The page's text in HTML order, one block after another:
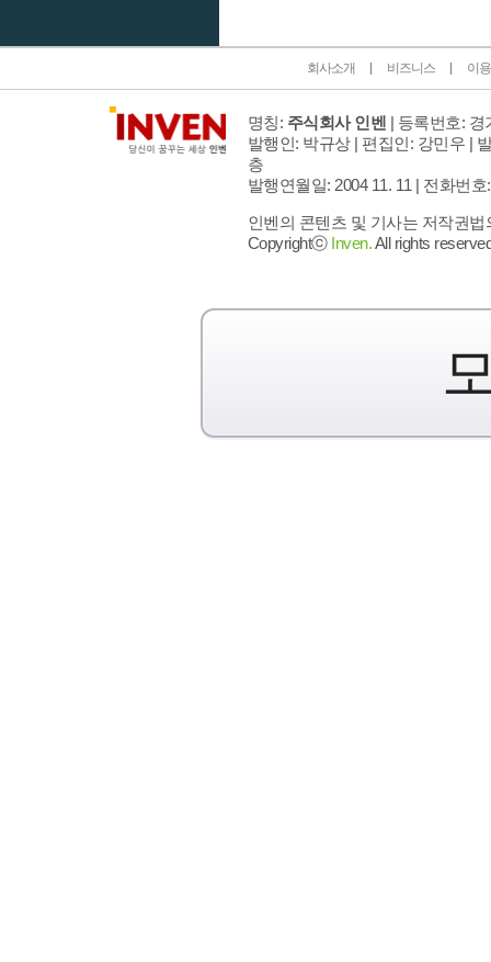
회사소개 비즈니스 이
명칭: 주식회사 인벤 | 등록번호: 경
발행인: 박규상 | 편집인: 강민우 |
층
발행연월일: 2004 11. 11 | 전화번호
인벤의 콘텐츠 및 기사는 저작권
Copyrightⓒ Inven.All rights